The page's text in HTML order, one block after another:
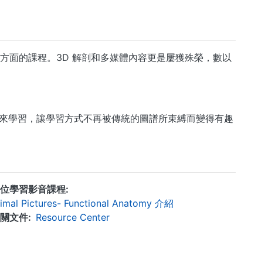
面的課程。3D 解剖和多媒體內容更是屢獲殊榮，數以
學習，讓學習方式不再被傳統的圖譜所束縛而變得有趣
學習影音課程
Pictures- Functional Anatomy 介紹
文件
Resource Center